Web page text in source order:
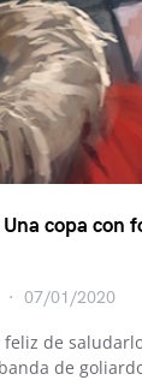
copa con
07/01/2020
de
de